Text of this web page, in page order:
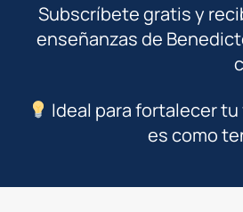
Subscríbete gratis y
enseñanzas de
Ideal para fortalecer
es como